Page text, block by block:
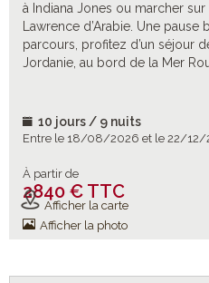
à Indiana Jones ou marcher
Lawrence d’Arabie. Une
parcours, profitez d’un séjour
Jordanie, au bord de la Mer
10 jours / 9 nuits
Entre le 18/08/2026 et le 22/12/
À partir de
2840 € TTC
Afficher la carte
Afficher la photo